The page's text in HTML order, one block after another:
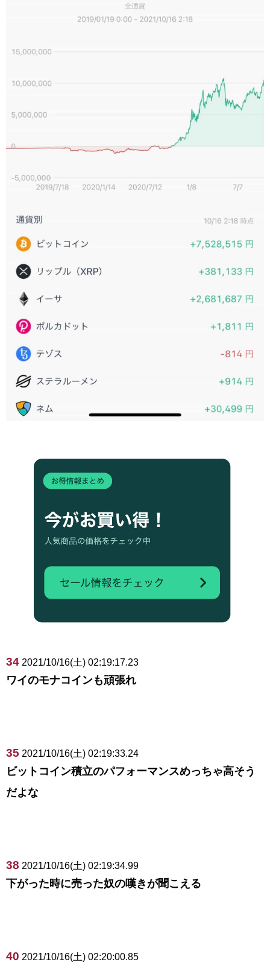
34 2021/10/16(土) 02:19:17.23
ワイのモナコインも頑張れ
35 2021/10/16(土) 02:19:33.24
ビットコイン積立のパフォーマンスめっちゃ高そう
だよな
38 2021/10/16(土) 02:19:34.99
下がった時に売った奴の嘆きが聞こえる
40 2021/10/16(土) 02:20:00.85